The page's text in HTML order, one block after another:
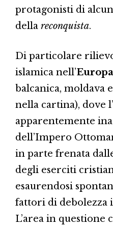
protagonisti di
della reconquista.
Di particolare
islamica nell’
balcanica, moldava
nella cartina), dove
apparentemente
dell’Impero
in parte frenata
degli eserciti
esaurendosi
fattori di debolezza
L’area in questione